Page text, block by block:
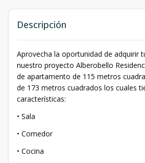
Descripción
Aprovecha la oportunidad de adquirir
nuestro proyecto Alberobello
de apartamento de 115 metros
de 173 metros cuadrados los cuales
características:
• Sala
• Comedor
• Cocina